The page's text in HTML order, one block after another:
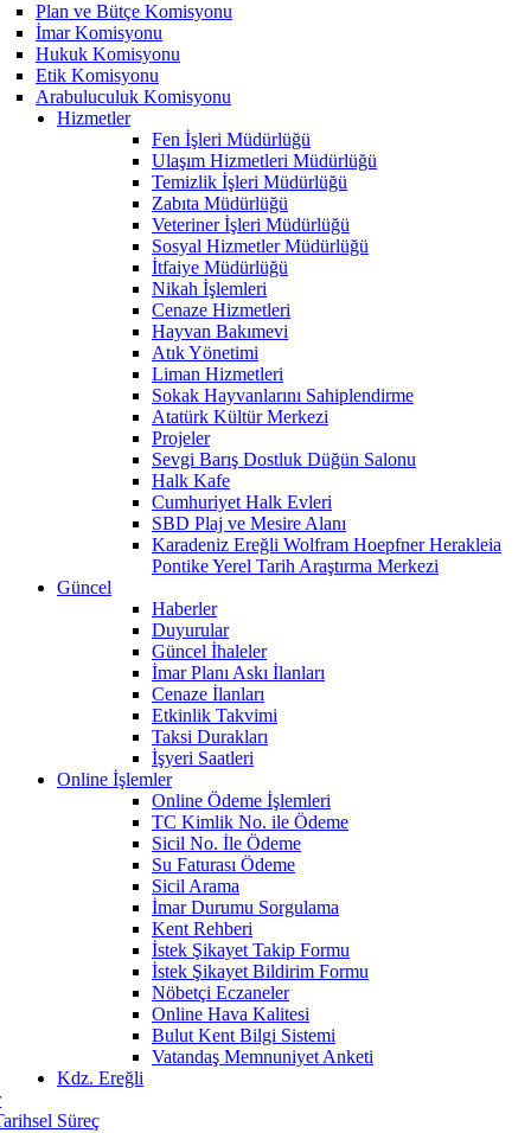
Plan ve Bütçe Komisyonu
İmar Komisyonu
Hukuk Komisyonu
Etik Komisyonu
Arabuluculuk Komisyonu
Hizmetler
Fen İşleri Müdürlüğü
Ulaşım Hizmetleri Müdürlüğü
Temizlik İşleri Müdürlüğü
Zabıta Müdürlüğü
Veteriner İşleri Müdürlüğü
Sosyal Hizmetler Müdürlüğü
İtfaiye Müdürlüğü
Nikah İşlemleri
Cenaze Hizmetleri
Hayvan Bakımevi
Atık Yönetimi
Liman Hizmetleri
Sokak Hayvanlarını Sahiplendirme
Atatürk Kültür Merkezi
Projeler
Sevgi Barış Dostluk Düğün Salonu
Halk Kafe
Cumhuriyet Halk Evleri
SBD Plaj ve Mesire Alanı
Karadeniz Ereğli Wolfram Hoepfner Herakleia
Pontike Yerel Tarih Araştırma Merkezi
Güncel
Haberler
Duyurular
Güncel İhaleler
İmar Planı Askı İlanları
Cenaze İlanları
Etkinlik Takvimi
Taksi Durakları
İşyeri Saatleri
Online İşlemler
Online Ödeme İşlemleri
TC Kimlik No. ile Ödeme
Sicil No. İle Ödeme
Su Faturası Ödeme
Sicil Arama
İmar Durumu Sorgulama
Kent Rehberi
İstek Şikayet Takip Formu
İstek Şikayet Bildirim Formu
Nöbetçi Eczaneler
Online Hava Kalitesi
Bulut Kent Bilgi Sistemi
Vatandaş Memnuniyet Anketi
Kdz. Ereğli
Süreç